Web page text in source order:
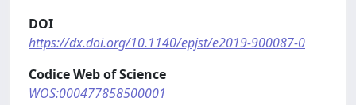
DOI
https://dx.doi.org/10.1140/epjst/e2019-900087-0
Codice Web of Science
WOS:000477858500001